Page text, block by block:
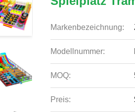
Markenbezeichnung:
Modellnummer:
MOQ:
Preis: